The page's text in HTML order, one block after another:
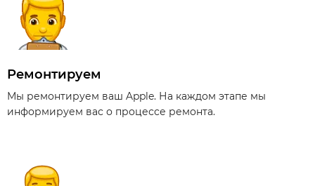
Ремонтируем
Мы ремонтируем ваш Apple. На каждом этапе мы
информируем вас о процессе ремонта.